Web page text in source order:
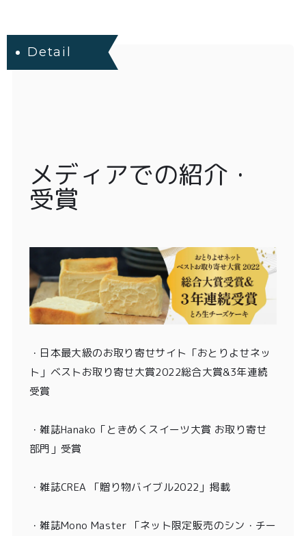
Detail
メディアでの紹介・
受賞
・ 日本最大級のお取り寄せサイト「おとりよせネッ
ト」ベストお取り寄せ大賞2022総合大賞&3年連続
受賞
・雑誌Hanako「ときめくスイーツ大賞 お取り寄せ
部門」受賞
・雑誌CREA 「贈り物バイブル2022」掲載
・雑誌Mono Master 「ネット限定販売のシン・チー